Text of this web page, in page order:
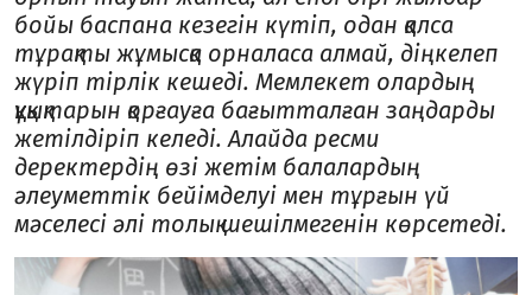
бойы баспана кезегін күтіп, одан қалса
тұрақты жұмысқа орналаса алмай, діңкелеп
жүріп тірлік кешеді. Мемлекет олардың
құқықтарын қорғауға бағытталған заңдарды
жетілдіріп келеді. Алайда ресми
деректердің өзі жетім балалардың
әлеуметтік бейімделуі мен тұрғын үй
мәселесі әлі толық шешілмегенін көрсетеді.